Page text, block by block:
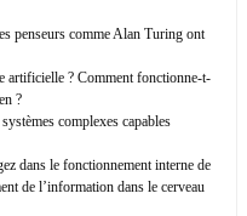
penseurs comme Alan Turing ont
artificielle ? Comment fonctionne-t-
?
complexes capables
dans le fonctionnement interne de
de l’information dans le cerveau